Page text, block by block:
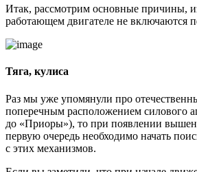
Итак, рассмотрим основные причины,
работающем двигателе не включаются
Тяга, кулиса
Раз мы уже упомянули про
поперечным расположением силового
до «Приоры»), то при появлении
первую очередь необходимо начать
с этих механизмов.